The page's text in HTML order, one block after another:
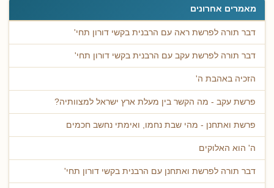
מאמרים אחרונים
דבר תורה לפרשת ראה עם הרבנית בקשי דורון תחי'
דבר תורה לפרשת עקב עם הרבנית בקשי דורון תחי'
הזכיה באהבת ה'
פרשת עקב - מה הקשר בין מעלת ארץ ישראל למצוותיה?
פרשת ואתחנן - מהי שבת נחמו, ואימתי נחשב חכמים
ה' הוא האלוקים
דבר תורה לפרשת ואתחנן עם הרבנית בקשי דורון תחי'